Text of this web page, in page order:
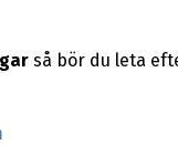
så bör du leta